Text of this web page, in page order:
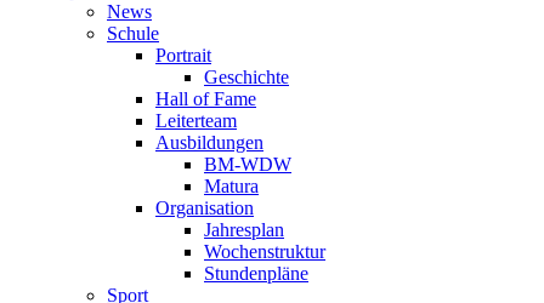
News
Schule
Portrait
Geschichte
Hall of Fame
Leiterteam
Ausbildungen
BM-WDW
Matura
Organisation
Jahresplan
Wochenstruktur
Stundenpläne
Sport